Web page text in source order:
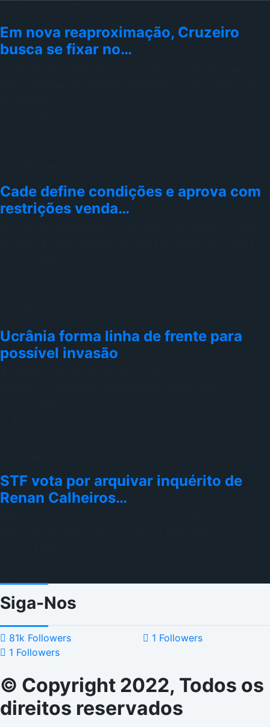
Em nova reaproximação, Cruzeiro
busca se fixar no…
Cade define condições e aprova com
restrições venda…
Ucrânia forma linha de frente para
possível invasão
STF vota por arquivar inquérito de
Renan Calheiros…
Siga-Nos
81k Followers 1 Followers
1 Followers
© Copyright 2022, Todos os
direitos reservados